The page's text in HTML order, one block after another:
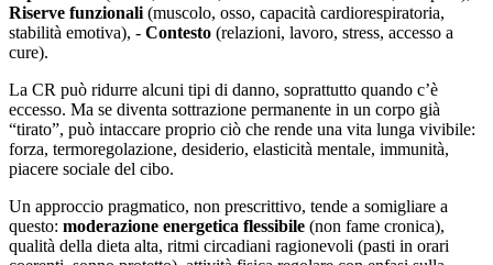
Riserve funzionali(muscolo, osso, capacità cardiorespiratoria,
stabilità emotiva), - Contesto (relazioni, lavoro, stress, accesso a
cure).
La CR può ridurre alcuni tipi di danno, soprattutto quando c’è
eccesso. Ma se diventa sottrazione permanente in un corpo già
“tirato”, può intaccare proprio ciò che rende una vita lunga vivibile:
forza, termoregolazione, desiderio, elasticità mentale, immunità,
piacere sociale del cibo.
Un approccio pragmatico, non prescrittivo, tende a somigliare a
questo: moderazione energetica flessibile (non fame cronica),
qualità della dieta alta, ritmi circadiani ragionevoli (pasti in orari